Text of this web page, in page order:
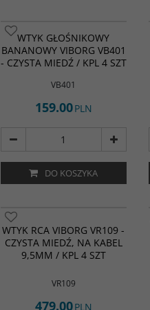
WTYK GŁOŚNIKOWY
BANANOWY VIBORG VB401
- CZYSTA MIEDŹ / KPL 4 SZT
VB401
159.00PLN
DO KOSZYKA
WTYK RCA VIBORG VR109 -
CZYSTA MIEDŹ, NA KABEL
9,5MM / KPL 4 SZT
VR109
479.00PLN